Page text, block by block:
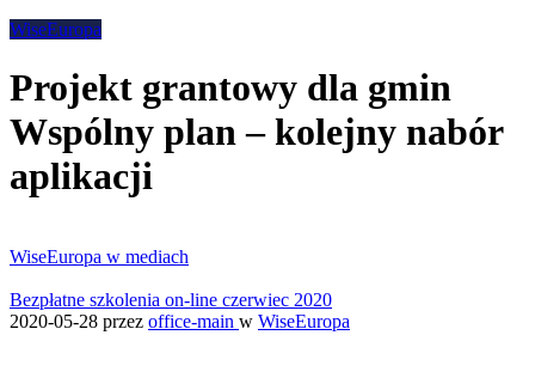
WiseEuropa
Projekt grantowy dla gmin
Wspólny plan – kolejny nabór
aplikacji
WiseEuropa w mediach
Bezpłatne szkolenia on-line czerwiec 2020
2020-05-28 przez office-main w WiseEuropa